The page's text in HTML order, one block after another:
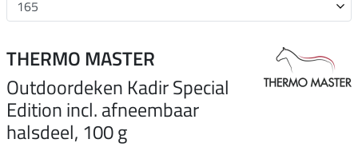
THERMO MASTER
Outdoordeken Kadir Special
Edition incl. afneembaar
halsdeel, 100 g